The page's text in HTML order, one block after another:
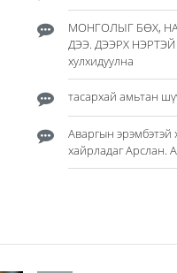
МОНГОЛЫГ БӨХ,
ДЭЭ. ДЭЭРХ
хулхидуулна
тасархай амьтан
Аваргын
хайрладаг Арслан.